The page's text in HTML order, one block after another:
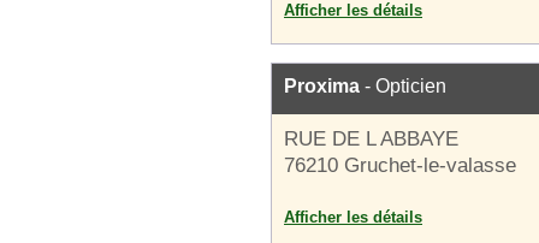
Afficher les détails
Proxima - Opticien
RUE DE L ABBAYE
76210 Gruchet-le-valasse
Afficher les détails